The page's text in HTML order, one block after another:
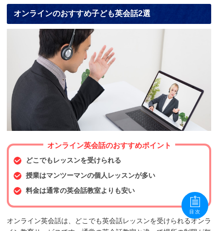
オンラインのおすすめ子ども英会話2選
オンライン英会話のおすすめポイント
どこでもレッスンを受けられる
授業はマンツーマンの個人レッスンが多い
料金は通常の英会話教室よりも安い
オンライン英会話は、どこでも英会話レッスンを受けられるオンラ
目次